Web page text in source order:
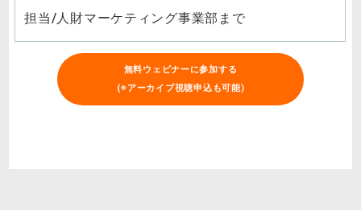
担当/人財マーケティング事業部まで
無料ウェビナーに参加する
(※アーカイブ視聴申込も可能)